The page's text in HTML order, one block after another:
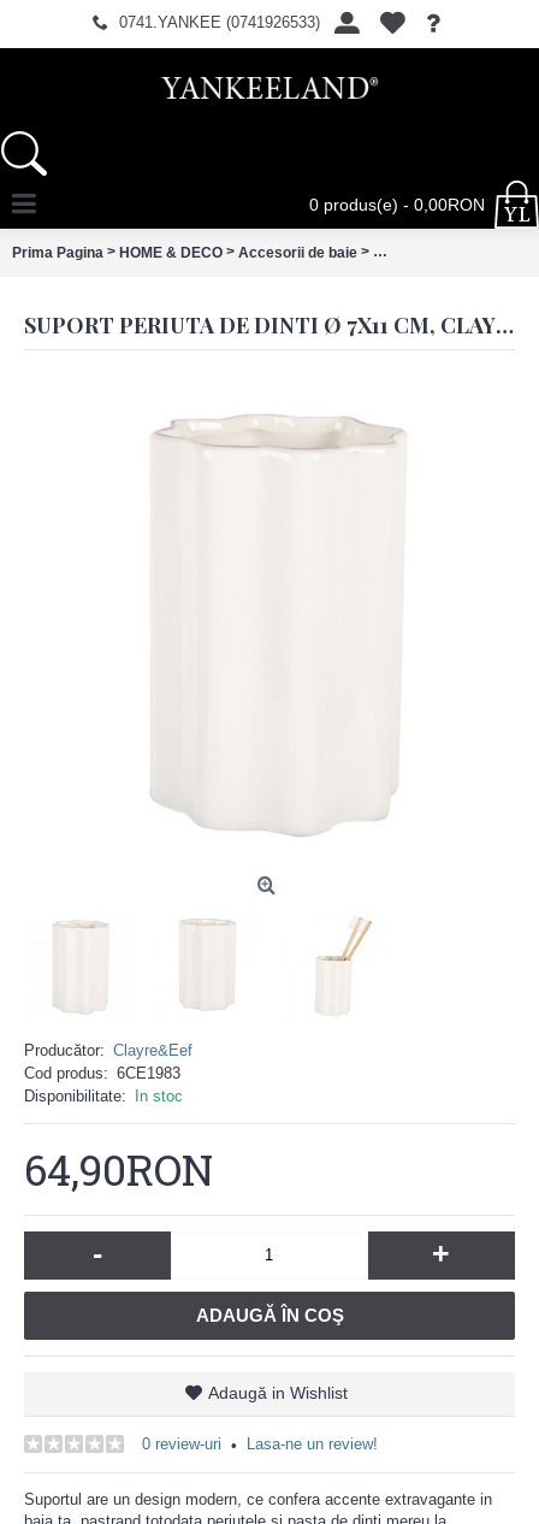
0741.YANKEE (0741926533)
0 produs(e) - 0,00RON
Prima Pagina > HOME & DECO > Accesorii de baie > Suport periuta de dinti
SUPORT PERIUTA DE DINTI Ø 7X11 CM, CLAYRE & EEF
Producător: Clayre&Eef
Cod produs: 6CE1983
Disponibilitate:
In stoc
64,90RON
- +
ADAUGĂ ÎN COŞ
Adaugă in Wishlist
0 review-uri • Lasa-ne un review!
Suportul are un design modern, ce confera accente extravagante in